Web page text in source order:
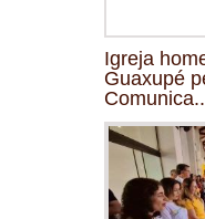
Igreja
Guaxupé